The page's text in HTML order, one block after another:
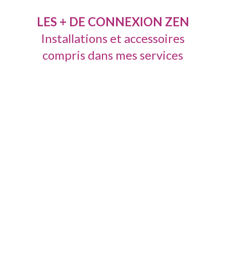
LES + DE CONNEXION ZEN
Installations et accessoires
compris dans mes services